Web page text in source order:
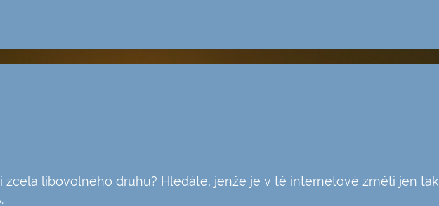
zcela libovolného druhu? Hledáte, jenže je v té internetové změti jen tak